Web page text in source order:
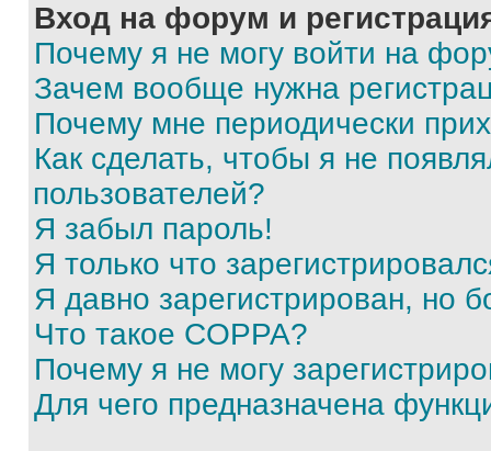
Вход на форум и
Почему я не могу войти на
Зачем вообще нужна
Почему мне периодически
Как сделать, чтобы я не
пользователей?
Я забыл пароль!
Я только что
Я давно зарегистрирован, но
Что такое COPPA?
Почему я не могу
Для чего предназначена